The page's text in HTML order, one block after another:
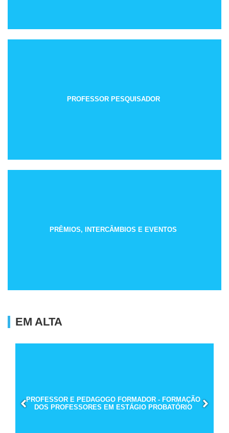
PROFESSOR PESQUISADOR
PRÊMIOS, INTERCÂMBIOS E EVENTOS
EM ALTA
PROFESSOR E PEDAGOGO FORMADOR - FORMAÇÃO
DOS PROFESSORES EM ESTÁGIO PROBATÓRIO